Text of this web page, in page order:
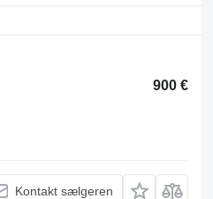
900 €
Kontakt sælgeren